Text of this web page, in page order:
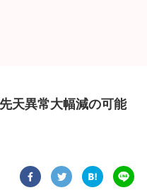
天異常大幅減の可能